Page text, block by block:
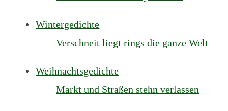
Wintergedichte
Verschneit liegt rings die ganze Welt
Weihnachtsgedichte
Markt und Straßen stehn verlassen